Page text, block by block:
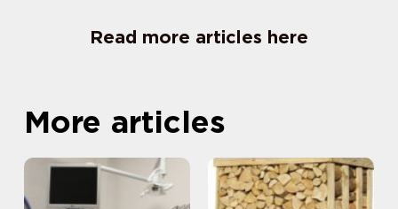
Read more articles here
More articles